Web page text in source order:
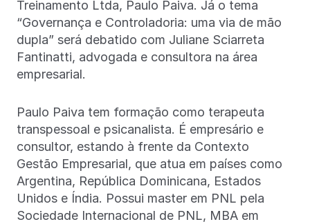
Treinamento Ltda, Paulo Paiva. Já o tema
“Governança e Controladoria: uma via de mão
dupla” será debatido com Juliane Sciarreta
Fantinatti, advogada e consultora na área
empresarial.
Paulo Paiva tem formação como terapeuta
transpessoal e psicanalista. É empresário e
consultor, estando à frente da Contexto
Gestão Empresarial, que atua em países como
Argentina, República Dominicana, Estados
Unidos e Índia. Possui master em PNL pela
Sociedade Internacional de PNL, MBA em